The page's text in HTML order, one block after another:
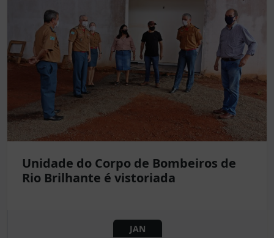
Unidade do Corpo de Bombeiros de
Rio Brilhante é vistoriada
JAN